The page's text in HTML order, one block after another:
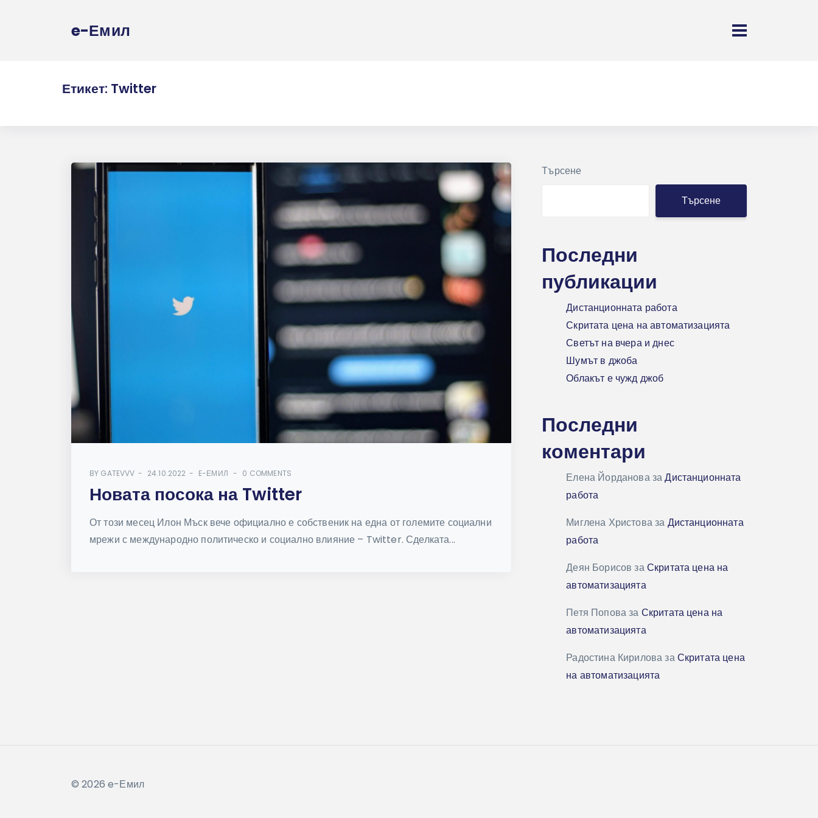
e-Емил
Етикет: Twitter
BY GATEVVV 24.10.2022 E-ЕМИЛ 0 COMMENTS
Новата посока на Twitter
От този месец Илон Мъск вече официално е собственик на една от големите социални
мрежи с международно политическо и социално влияние – Twitter. Сделката...
Търсене
Търсене
Последни
публикации
Дистанционната работа
Скритата цена на автоматизацията
Светът на вчера и днес
Шумът в джоба
Облакът е чужд джоб
Последни
коментари
Елена ЙордановазаДистанционната
работа
Миглена Христоваза Дистанционната
работа
Деян Борисов заСкритата цена на
автоматизацията
Петя Поповаза Скритата цена на
автоматизацията
Радостина КириловазаСкритата цена
на автоматизацията
© 2026 e-Емил